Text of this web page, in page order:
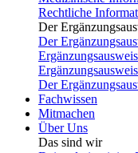
Rechtliche
Der
Der
Der
Fachwissen
Mitmachen
Über Uns
Das sind wir